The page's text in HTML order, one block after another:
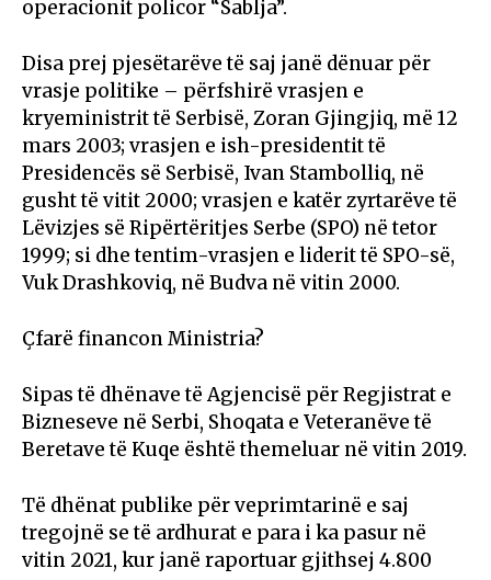
operacionit policor “Sablja”.
Disa prej pjesëtarëve të saj janë dënuar për
vrasje politike – përfshirë vrasjen e
kryeministrit të Serbisë, Zoran Gjingjiq, më 12
mars 2003; vrasjen e ish-presidentit të
Presidencës së Serbisë, Ivan Stambolliq, në
gusht të vitit 2000; vrasjen e katër zyrtarëve të
Lëvizjes së Ripërtëritjes Serbe (SPO) në tetor
1999; si dhe tentim-vrasjen e liderit të SPO-së,
Vuk Drashkoviq, në Budva në vitin 2000.
Çfarë financon Ministria?
Sipas të dhënave të Agjencisë për Regjistrat e
Bizneseve në Serbi, Shoqata e Veteranëve të
Beretave të Kuqe është themeluar në vitin 2019.
Të dhënat publike për veprimtarinë e saj
tregojnë se të ardhurat e para i ka pasur në
vitin 2021, kur janë raportuar gjithsej 4.800